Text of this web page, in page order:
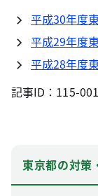
平成30年度
平成29年度
平成28年度
記事ID：115-
東京都の対策